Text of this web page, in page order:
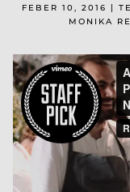
FEBER 10, 2016 |
MONIKA